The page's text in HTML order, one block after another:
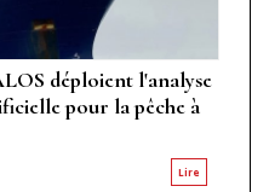
déploient l'analyse
pour la pêche à
Lire